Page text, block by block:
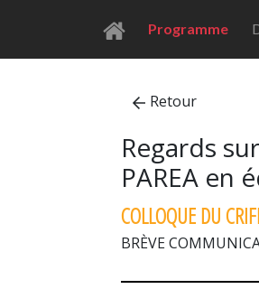
Programme
Retour
Regards
PAREA en
COLLOQUE DU
BRÈVE